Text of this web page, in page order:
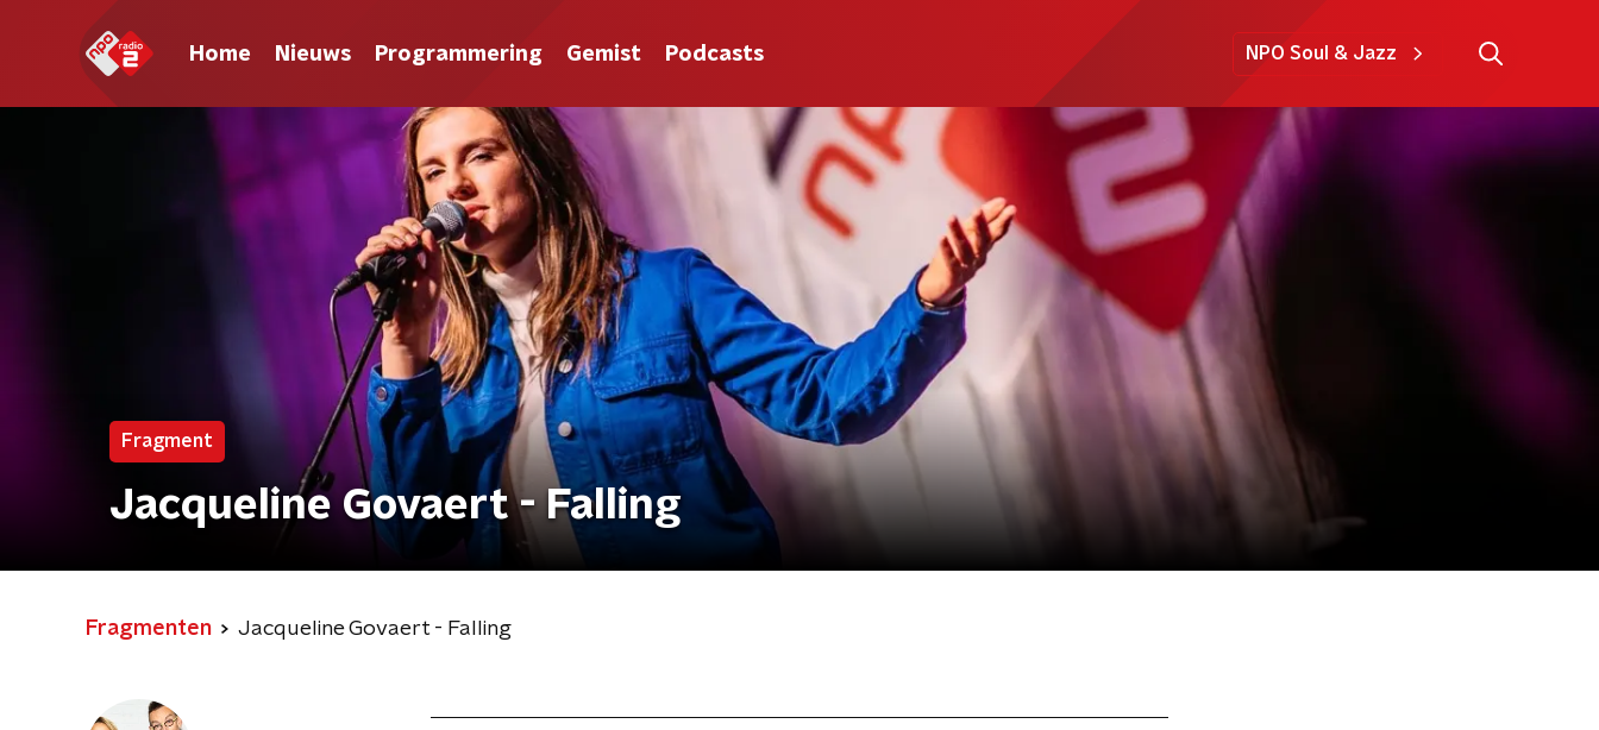
Home Nieuws Programmering Gemist Podcasts NPO Soul & Jazz
Fragment
Jacqueline Govaert - Falling
Fragmenten Jacqueline Govaert - Falling